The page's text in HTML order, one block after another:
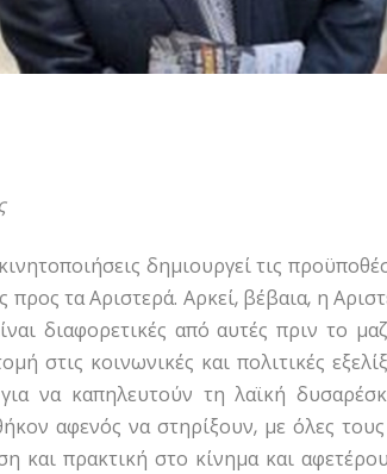
δημιουργεί τις
προς τα Αριστερά. Αρκεί, βέβαια, η
διαφορετικές από αυτές πριν το
στις κοινωνικές και πολιτικές
να καπηλευτούν τη λαϊκή
αφενός να στηρίξουν, με όλες τους
και πρακτική στο κίνημα και